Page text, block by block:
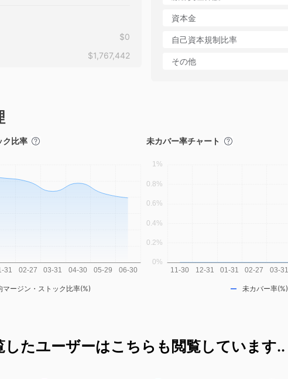
$0
$1,767,442
ク比率
マージン・ストック比率(%)
未カバー率チャート
未カバー率(%)
したユーザーはこちらも閲覧しています..